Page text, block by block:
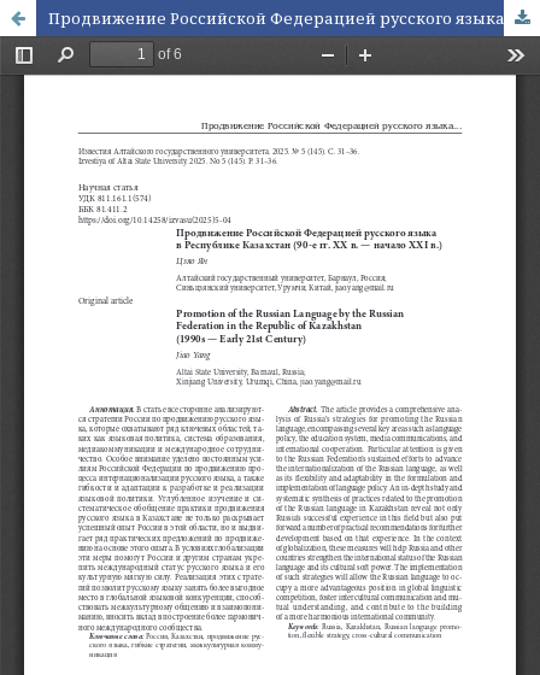
Продвижение Российской Федерацией русского языка в Республике Казахстан (90-е гг. XX в. — начало XXI в.)